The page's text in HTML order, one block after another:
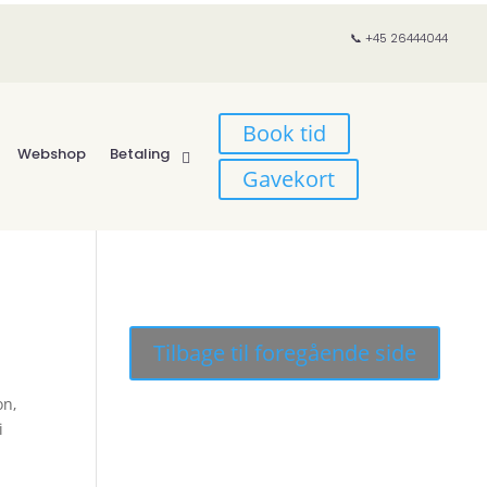
📞 +45 26444044
Webshop Betaling
Book tid
Gavekort